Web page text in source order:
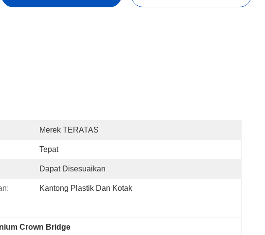
Merek TERATAS
Tepat
Dapat Disesuaikan
Kantong Plastik Dan Kotak
Crown Bridge